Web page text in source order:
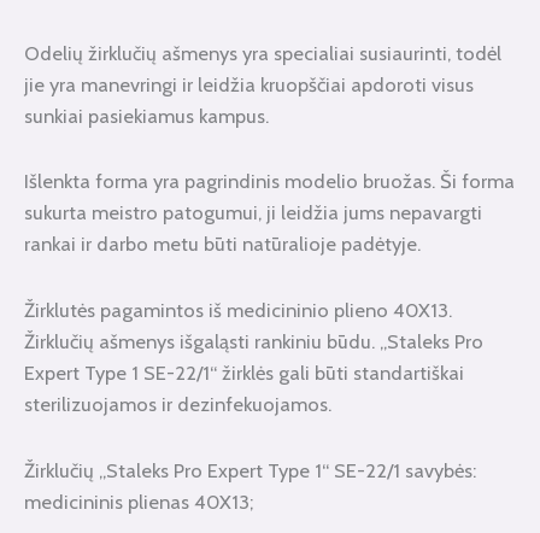
Odelių žirklučių ašmenys yra specialiai susiaurinti, todėl
jie yra manevringi ir leidžia kruopščiai apdoroti visus
sunkiai pasiekiamus kampus.
Išlenkta forma yra pagrindinis modelio bruožas. Ši forma
sukurta meistro patogumui, ji leidžia jums nepavargti
rankai ir darbo metu būti natūralioje padėtyje.
Žirklutės pagamintos iš medicininio plieno 40X13.
Žirklučių ašmenys išgaląsti rankiniu būdu. „Staleks Pro
Expert Type 1 SE-22/1“ žirklės gali būti standartiškai
sterilizuojamos ir dezinfekuojamos.
Žirklučių „Staleks Pro Expert Type 1“ SE-22/1 savybės:
medicininis plienas 40X13;